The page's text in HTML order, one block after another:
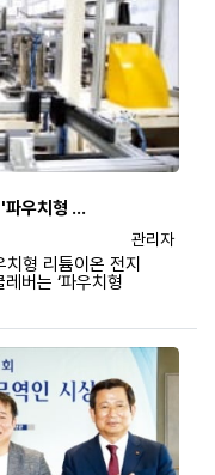
파우치형 …
등록자
관리자
형 리튬이온 전지
버는 ‘파우치형